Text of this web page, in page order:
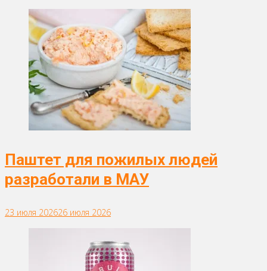
Паштет для пожилых людей
разработали в МАУ
23 июля 202626 июля 2026